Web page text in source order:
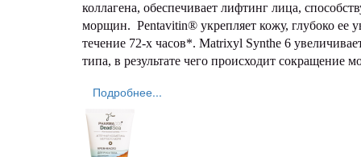
коллагена, обеспечивает лифтинг лица,
морщин. Pentavitin® укрепляет кожу, глубоко ее
течение 72-х часов*. Matrixyl Synthe 6
типа, в результате чего происходит сокращение
Подробнее...